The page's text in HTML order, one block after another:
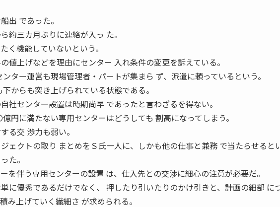
出 であった。
約三カ月ぶりに連絡が入っ た。
く機能していないという。
値上げなどを理由にセンター 入れ条件の変更を訴えている。
ター運営も現場管理者・パートが集まら ず、派遣に頼っているという。
からも突き上げられている状態である。
社センター設置は時期尚早 であったと言わざるを得ない。
円に満たない専用センターはどうしても 割高になってしまう。
る交 渉力も弱い。
ェクトの取り まとめをＳ氏一人に、しかも他の仕事と兼務 で当たらせると
た。
を伴う専用センターの設置 は、仕入先との交渉に細心の注意が必要だ。
に優秀であるだけでなく、 押したり引いたりのかけ引きと、計画の細部 に
み上げていく繊細さ が求められる。